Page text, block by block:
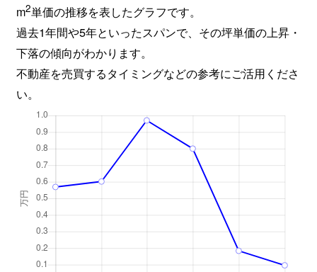
m2単価の推移を表したグラフです。
過去1年間や5年といったスパンで、その坪単価の上昇・
下落の傾向がわかります。
不動産を売買するタイミングなどの参考にご活用くださ
い。